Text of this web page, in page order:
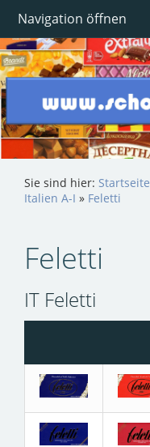
Navigation öffnen
Sie sind hier: Startseite
Italien A-I » Feletti
Feletti
IT Feletti